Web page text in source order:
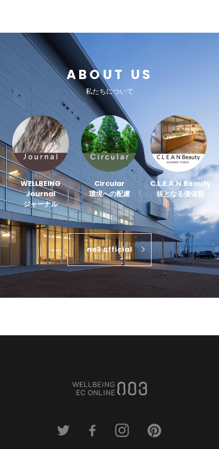
ABOUT US
私たちについて
WELLBEING
Journal
ジャーナル
Circular
環境への配慮
C.L.E.A.N.Beauty
核となる価値観
no3 official